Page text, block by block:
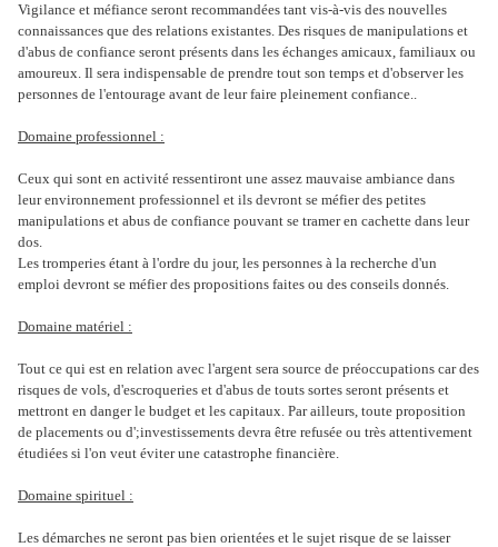
Vigilance et méfiance seront recommandées tant vis-à-vis des nouvelles
connaissances que des relations existantes. Des risques de manipulations et
d'abus de confiance seront présents dans les échanges amicaux, familiaux ou
amoureux. Il sera indispensable de prendre tout son temps et d'observer les
personnes de l'entourage avant de leur faire pleinement confiance..
Domaine professionnel :
Ceux qui sont en activité ressentiront une assez mauvaise ambiance dans
leur environnement professionnel et ils devront se méfier des petites
manipulations et abus de confiance pouvant se tramer en cachette dans leur
dos.
Les tromperies étant à l'ordre du jour, les personnes à la recherche d'un
emploi devront se méfier des propositions faites ou des conseils donnés.
Domaine matériel :
Tout ce qui est en relation avec l'argent sera source de préoccupations car des
risques de vols, d'escroqueries et d'abus de touts sortes seront présents et
mettront en danger le budget et les capitaux. Par ailleurs, toute proposition
de placements ou d';investissements devra être refusée ou très attentivement
étudiées si l'on veut éviter une catastrophe financière.
Domaine spirituel :
Les démarches ne seront pas bien orientées et le sujet risque de se laisser